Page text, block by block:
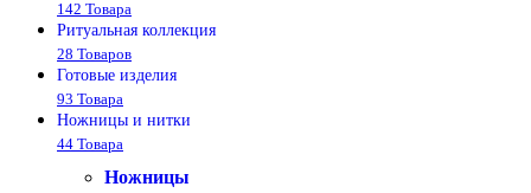
142 Товара
Ритуальная коллекция
28 Товаров
Готовые изделия
93 Товара
Ножницы и нитки
44 Товара
Ножницы